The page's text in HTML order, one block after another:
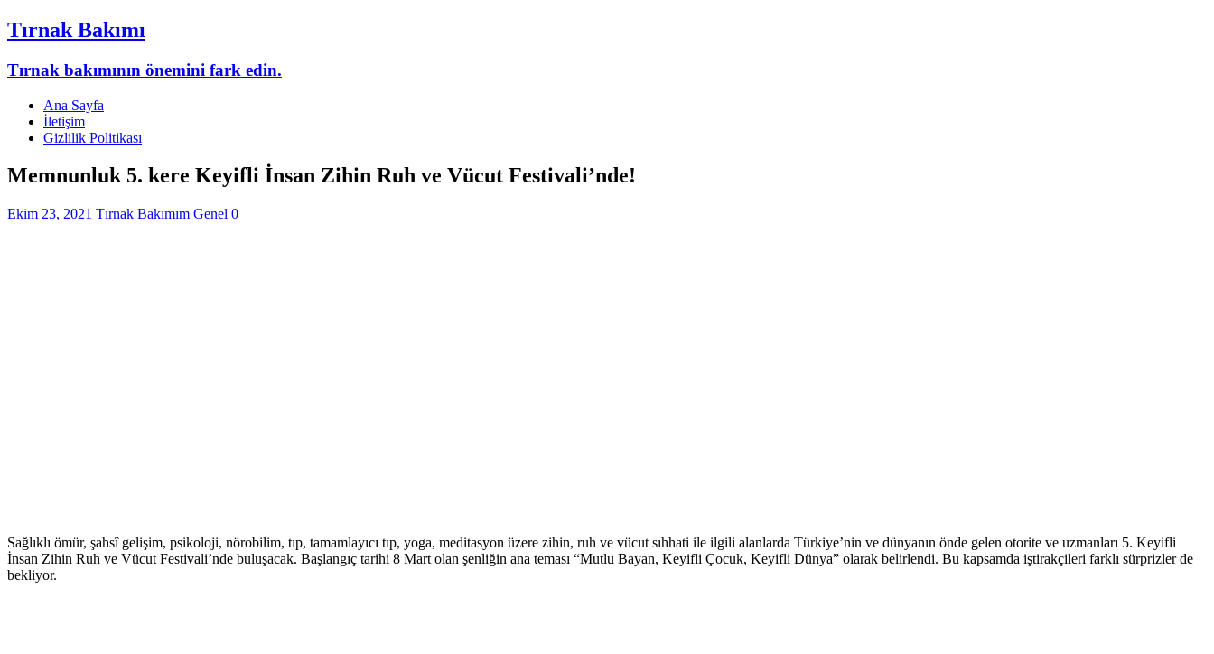
Tırnak Bakımı
Tırnak bakımının önemini fark edin.
Ana Sayfa
İletişim
Gizlilik Politikası
Memnunluk 5. kere Keyifli İnsan Zihin Ruh ve Vücut Festivali’nde!
Ekim 23, 2021 Tırnak Bakımım Genel 0
Sağlıklı ömür, şahsî gelişim, psikoloji, nörobilim, tıp, tamamlayıcı tıp, yoga, meditasyon üzere zihin, ruh ve vücut sıhhati ile ilgili alanlarda Türkiye’nin ve dünyanın önde gelen otorite ve uzmanları 5. Keyifli
İnsan Zihin Ruh ve Vücut Festivali’nde buluşacak. Başlangıç tarihi 8 Mart olan şenliğin ana teması “Mutlu Bayan, Keyifli Çocuk, Keyifli Dünya” olarak belirlendi. Bu kapsamda iştirakçileri farklı sürprizler de
bekliyor.